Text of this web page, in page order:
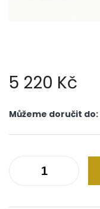
5 220 Kč
cena:
Můžeme doručit do: